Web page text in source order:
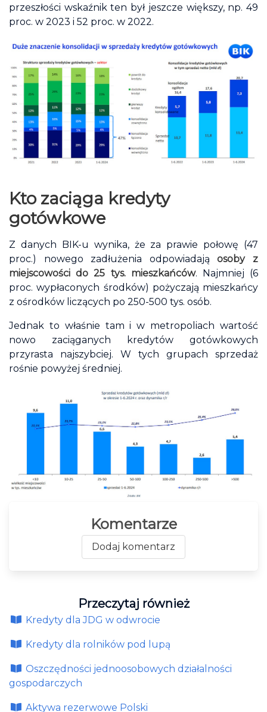
przeszłości wskaźnik ten był jeszcze większy, np. 49
proc. w 2023 i 52 proc. w 2022.
Kto zaciąga kredyty
gotówkowe
Z danych BIK-u wynika, że za prawie połowę (47
proc.) nowego zadłużenia odpowiadająosoby z
miejscowości do 25 tys. mieszkańców. Najmniej (6
proc. wypłaconych środków) pożyczają mieszkańcy
z ośrodków liczących po 250-500 tys. osób.
Jednak to właśnie tam i w metropoliach wartość
nowo zaciąganych kredytów gotówkowych
przyrasta najszybciej. W tych grupach sprzedaż
rośnie powyżej średniej.
Komentarze
Dodaj komentarz
Przeczytaj również
Kredyty dla JDG w odwrocie
Kredyty dla rolników pod lupą
Oszczędności jednoosobowych działalności
gospodarczych
Aktywa rezerwowe Polski